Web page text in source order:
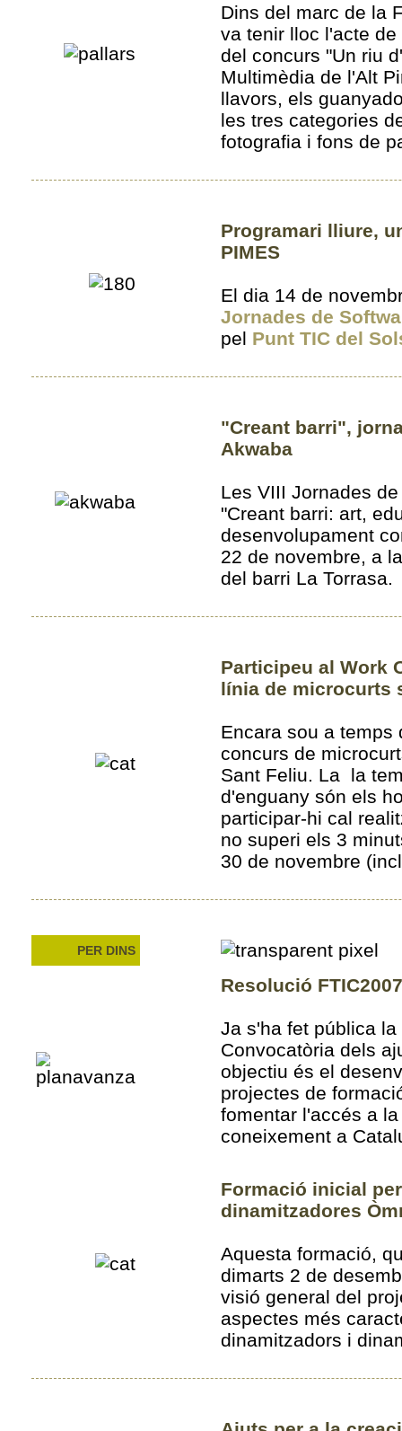
Dins del marc de la
va tenir lloc l'acte
del concurs "Un riu
Multimèdia de l'Alt
llavors, els
les tres categories
fotografia i fons de
Programari lliure,
PIMES
El dia 14 de
Jornades de
pel Punt TIC del
"Creant barri",
Akwaba
Les VIII Jornades
"Creant barri: art,
desenvolupament
22 de novembre, a
del barri La Torrasa.
Participeu al Work
línia de microcurts
Encara sou a temps
concurs de
Sant Feliu. La la
d'enguany són els
participar-hi cal
no superi els 3
30 de novembre
PER DINS
Resolució FTIC2007
Ja s'ha fet pública
Convocatòria dels
objectiu és el
projectes de
fomentar l'accés a
coneixement a
Formació inicial
dinamitzadores
Aquesta formació,
dimarts 2 de
visió general del
aspectes més
dinamitzadors i